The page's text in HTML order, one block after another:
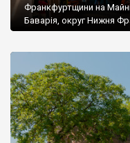
Франкфуртщини на
Баварія, округ Нижня